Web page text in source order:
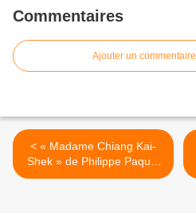
Commentaires
Ajouter un commentaire
< « Madame Chiang Kai-
Shek » de Philippe Paquet
avec une préface de Simon